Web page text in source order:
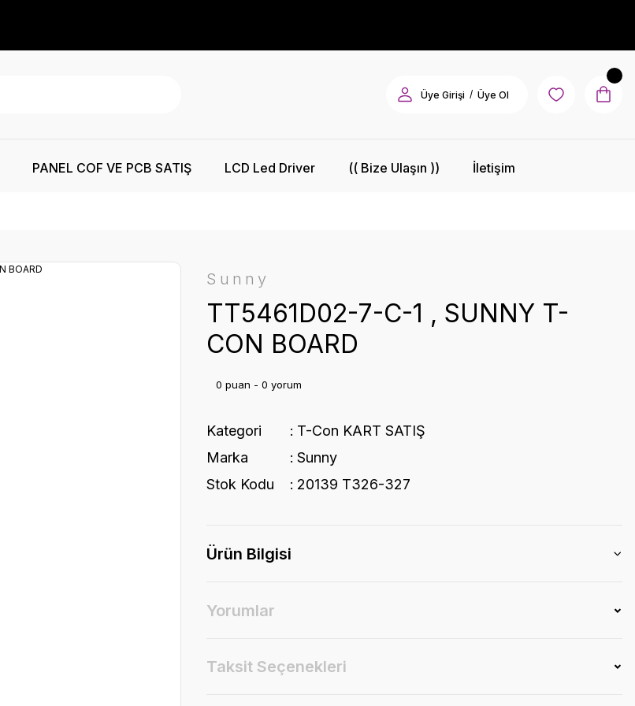
Üye Girişi / Üye Ol
PANEL COF VE PCB SATIŞ LCD Led Driver (( Bize Ulaşın )) İletişim
Sunny
TT5461D02-7-C-1 , SUNNY T-
CON BOARD
0 puan - 0 yorum
Kategori
T-Con KART SATIŞ
Marka
Sunny
Stok Kodu
20139 T326-327
Ürün Bilgisi
Yorumlar
Taksit Seçenekleri